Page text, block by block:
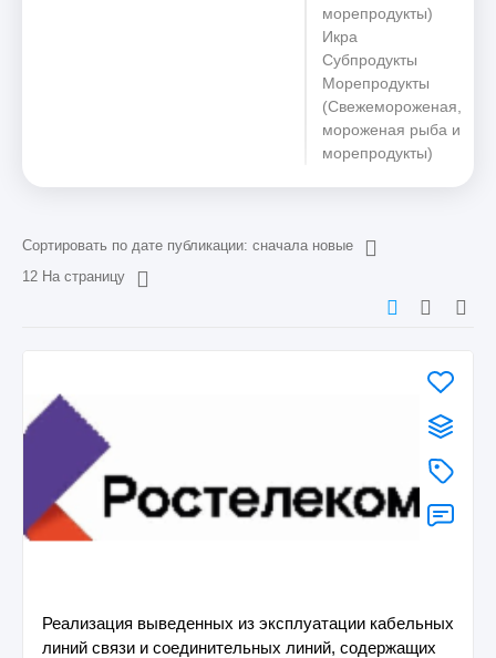
морепродукты)
Икра
Субпродукты
Морепродукты
(Свежемороженая,
мороженая рыба и
морепродукты)
Сортировать по дате публикации: сначала новые
12 На страницу
Реализация выведенных из эксплуатации кабельных
линий связи и соединительных линий, содержащих